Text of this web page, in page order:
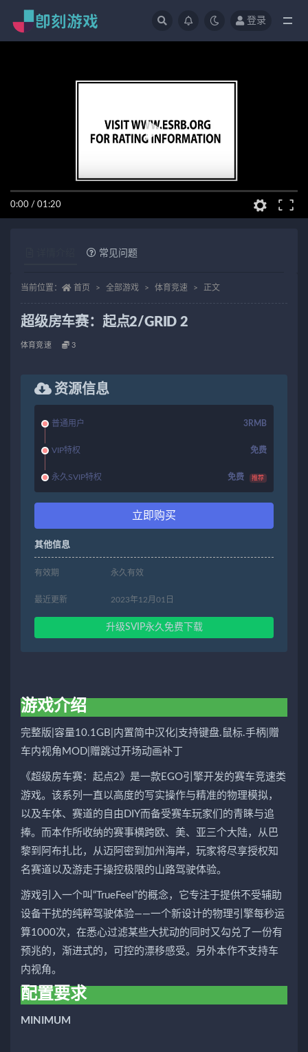
登录
0:00 / 01:20
常见问题
当前位置： 首页 全部游戏 体育竞速 正文
超级房车赛：起点2/GRID 2
体育竞速 3
资源信息
普通用户 3RMB
VIP特权 免费
永久SVIP特权 免费 推荐
立即购买
其他信息
有效期 永久有效
最近更新 2023年12月01日
升级SVIP永久免费下载
游戏介绍
完整版|容量10.1GB|内置简中汉化|支持键盘.鼠标.手柄|赠
车内视角MOD|赠跳过开场动画补丁
《超级房车赛：起点2》是一款EGO引擎开发的赛车竞速类
游戏。该系列一直以高度的写实操作与精准的物理模拟，
以及车体、赛道的自由DIY而备受赛车玩家们的青睐与追
捧。而本作所收纳的赛事横跨欧、美、亚三个大陆，从巴
黎到阿布扎比，从迈阿密到加州海岸，玩家将尽享授权知
名赛道以及游走于操控极限的山路驾驶体验。
游戏引入一个叫“TrueFeel”的概念，它专注于提供不受辅助
设备干扰的纯粹驾驶体验——一个新设计的物理引擎每秒运
算1000次，在悉心过滤某些大扰动的同时又勾兑了一份有
预兆的，渐进式的，可控的漂移感受。另外本作不支持车
内视角。
配置要求
MINIMUM